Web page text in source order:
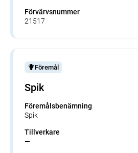
Förvärvsnummer
21517
Föremål
Spik
Föremålsbenämning
Spik
Tillverkare
—